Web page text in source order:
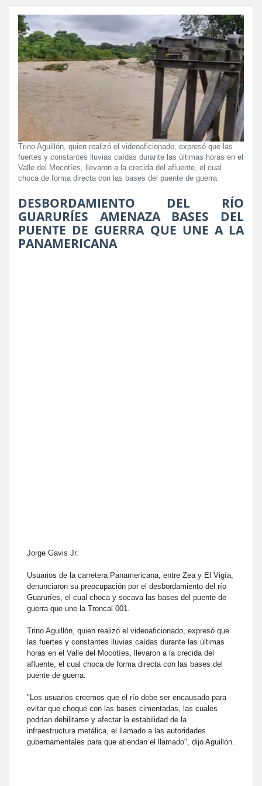
Trino Aguillón, quien realizó el videoaficionado, expresó que las
fuertes y constantes lluvias caídas durante las últimas horas en el
Valle del Mocotíes, llevaron a la crecida del afluente, el cual
choca de forma directa con las bases del puente de guerra
DESBORDAMIENTO DEL RÍO
GUARURÍES AMENAZA BASES DEL
PUENTE DE GUERRA QUE UNE A LA
PANAMERICANA
Jorge Gavis Jr.
Usuarios de la carretera Panamericana, entre Zea y El Vigía,
denunciaron su preocupación por el desbordamiento del río
Guaruríes, el cual choca y socava las bases del puente de
guerra que une la Troncal 001.
Trino Aguillón, quien realizó el videoaficionado, expresó que
las fuertes y constantes lluvias caídas durante las últimas
horas en el Valle del Mocotíes, llevaron a la crecida del
afluente, el cual choca de forma directa con las bases del
puente de guerra.
"Los usuarios creemos que el río debe ser encausado para
evitar que choque con las bases cimentadas, las cuales
podrían debilitarse y afectar la estabilidad de la
infraestructura metálica, el llamado a las autoridades
gubernamentales para que atiendan el llamado", dijo Aguillón.